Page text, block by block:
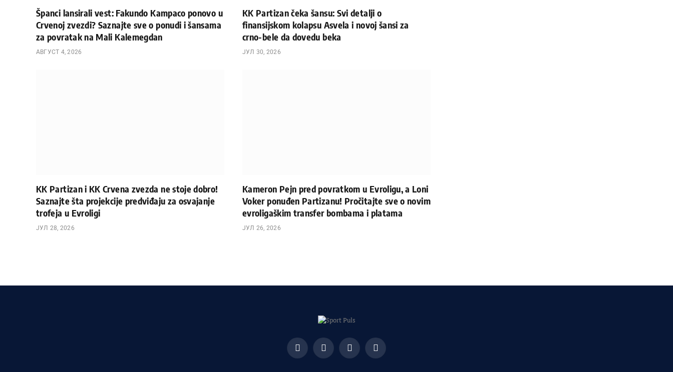
Španci lansirali vest: Fakundo Kampaco ponovo u
Crvenoj zvezdi? Saznajte sve o ponudi i šansama
za povratak na Mali Kalemegdan
АВГУСТ 4, 2026
KK Partizan čeka šansu: Svi detalji o
finansijskom kolapsu Asvela i novoj šansi za
crno-bele da dovedu beka
ЈУЛ 30, 2026
KK Partizan i KK Crvena zvezda ne stoje dobro!
Saznajte šta projekcije predviđaju za osvajanje
trofeja u Evroligi
ЈУЛ 28, 2026
Kameron Pejn pred povratkom u Evroligu, a Loni
Voker ponuđen Partizanu! Pročitajte sve o novim
evroligaškim transfer bombama i platama
ЈУЛ 26, 2026
FacebookX
(Twitter)
InstagramPinterest